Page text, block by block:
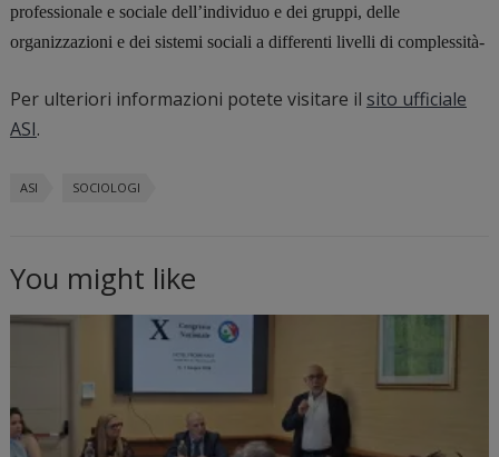
professionale e sociale dell’individuo e dei gruppi, delle
organizzazioni e dei sistemi sociali a differenti livelli di complessità-
Per ulteriori informazioni potete visitare il sito ufficiale
ASI.
ASI SOCIOLOGI
You might like